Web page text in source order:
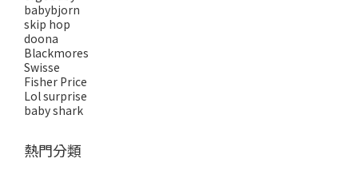
babybjorn
skip hop
doona
Blackmores
Swisse
Fisher Price
Lol surprise
baby shark
熱門分類